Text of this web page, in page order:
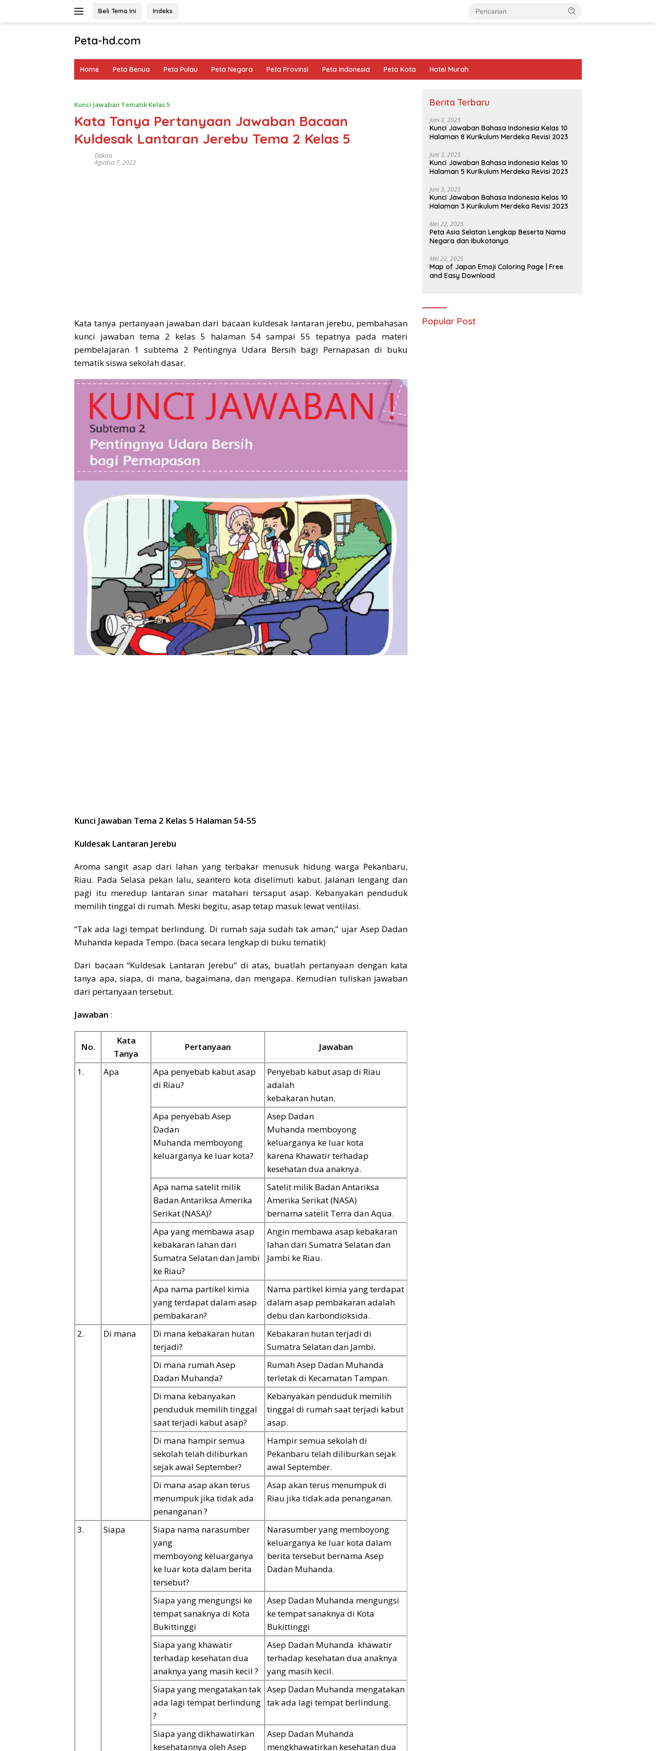
Beli Tema Ini Indeks
Peta-hd.com
Gambar
Home Peta Benua Peta Pulau Peta Negara Peta Provinsi Peta Indonesia Peta Kota Hotel Murah
Kunci Jawaban Tematik Kelas 5
Kata Tanya Pertanyaan Jawaban Bacaan
Kuldesak Lantaran Jerebu Tema 2 Kelas 5
Dakira
Agustus 7, 2022
Kata tanya pertanyaan jawaban dari bacaan kuldesak lantaran jerebu, pembahasan
kunci jawaban tema 2 kelas 5 halaman 54 sampai 55 tepatnya pada materi
pembelajaran 1 subtema 2 Pentingnya Udara Bersih bagi Pernapasan di buku
tematik siswa sekolah dasar.
Kunci Jawaban Tema 2 Kelas 5 Halaman 54-55
Kuldesak Lantaran Jerebu
Aroma sangit asap dari lahan yang terbakar menusuk hidung warga Pekanbaru,
Riau. Pada Selasa pekan lalu, seantero kota diselimuti kabut. Jalanan lengang dan
pagi itu meredup lantaran sinar matahari tersaput asap. Kebanyakan penduduk
memilih tinggal di rumah. Meski begitu, asap tetap masuk lewat ventilasi.
“Tak ada lagi tempat berlindung. Di rumah saja sudah tak aman,” ujar Asep Dadan
Muhanda kepada Tempo. (baca secara lengkap di buku tematik)
Dari bacaan “Kuldesak Lantaran Jerebu” di atas, buatlah pertanyaan dengan kata
tanya apa, siapa, di mana, bagaimana, dan mengapa. Kemudian tuliskan jawaban
dari pertanyaan tersebut.
Jawaban :
No.
Kata
Tanya
Pertanyaan Jawaban
1. Apa
Apa penyebab kabut asap
di Riau?
Penyebab kabut asap di Riau
adalah
kebakaran hutan.
Apa penyebab Asep
Dadan
Muhanda memboyong
keluarganya ke luar kota?
Asep Dadan
Muhanda memboyong
keluarganya ke luar kota
karena Khawatir terhadap
kesehatan dua anaknya.
Apa nama satelit milik
Badan Antariksa Amerika
Serikat (NASA)?
Satelit milik Badan Antariksa
Amerika Serikat (NASA)
bernama satelit Terra dan Aqua.
Apa yang membawa asap
kebakaran lahan dari
Sumatra Selatan dan Jambi
ke Riau?
Angin membawa asap kebakaran
lahan dari Sumatra Selatan dan
Jambi ke Riau.
Apa nama partikel kimia
yang terdapat dalam asap
pembakaran?
Nama partikel kimia yang terdapat
dalam asap pembakaran adalah
debu dan karbondioksida.
2.
Di mana
Di mana kebakaran hutan
terjadi?
Kebakaran hutan terjadi di
Sumatra Selatan dan Jambi.
Di mana rumah Asep
Dadan Muhanda?
Rumah Asep Dadan Muhanda
terletak di Kecamatan Tampan.
Di mana kebanyakan
penduduk memilih tinggal
saat terjadi kabut asap?
Kebanyakan penduduk memilih
tinggal di rumah saat terjadi kabut
asap.
Di mana hampir semua
sekolah telah diliburkan
sejak awal September?
Hampir semua sekolah di
Pekanbaru telah diliburkan sejak
awal September.
Di mana asap akan terus
menumpuk jika tidak ada
penanganan ?
Asap akan terus menumpuk di
Riau jika tidak ada penanganan.
3. Siapa
Siapa nama narasumber
yang
memboyong keluarganya
ke luar kota dalam berita
tersebut?
Narasumber yang memboyong
keluarganya ke luar kota dalam
berita tersebut bernama Asep
Dadan Muhanda.
Siapa yang mengungsi ke
tempat sanaknya di Kota
Bukittinggi
Asep Dadan Muhanda mengungsi
ke tempat sanaknya di Kota
Bukittinggi
Siapa yang khawatir
terhadap kesehatan dua
anaknya yang masih kecil ?
Asep Dadan Muhanda khawatir
terhadap kesehatan dua anaknya
yang masih kecil.
Siapa yang mengatakan tak
ada lagi tempat berlindung
?
Asep Dadan Muhanda mengatakan
tak ada lagi tempat berlindung.
Siapa yang dikhawatirkan
kesehatannya oleh Asep
Asep Dadan Muhanda
mengkhawatirkan kesehatan dua
Berita Terbaru
Juni 3, 2025
Kunci Jawaban Bahasa Indonesia Kelas 10
Halaman 8 Kurikulum Merdeka Revisi 2023
Juni 3, 2025
Kunci Jawaban Bahasa Indonesia Kelas 10
Halaman 5 Kurikulum Merdeka Revisi 2023
Juni 3, 2025
Kunci Jawaban Bahasa Indonesia Kelas 10
Halaman 3 Kurikulum Merdeka Revisi 2023
Mei 22, 2025
Peta Asia Selatan Lengkap Beserta Nama
Negara dan Ibukotanya
Mei 22, 2025
Map of Japan Emoji Coloring Page | Free
and Easy Download
Popular Post